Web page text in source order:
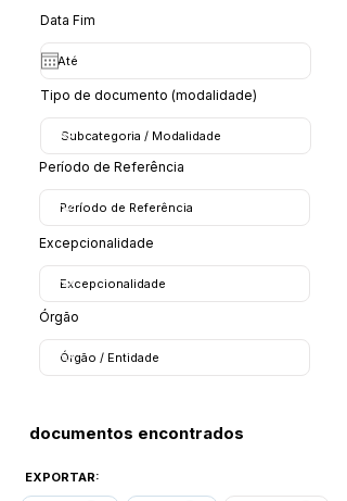
Data Fim
Tipo de documento (modalidade)
Período de Referência
Excepcionalidade
Órgão
documentos encontrados
EXPORTAR: